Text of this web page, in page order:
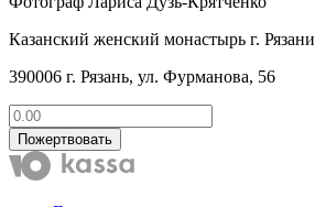
Казанский женский монастырь г. Рязани
390006 г. Рязань, ул. Фурманова, 56
Пожертвовать